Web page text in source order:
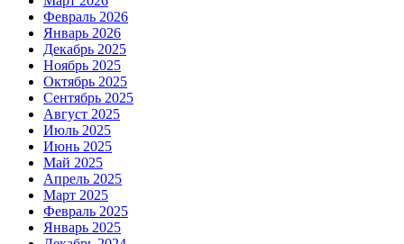
Февраль 2026
Январь 2026
Декабрь 2025
Ноябрь 2025
Октябрь 2025
Сентябрь 2025
Август 2025
Июль 2025
Июнь 2025
Май 2025
Апрель 2025
Март 2025
Февраль 2025
Январь 2025